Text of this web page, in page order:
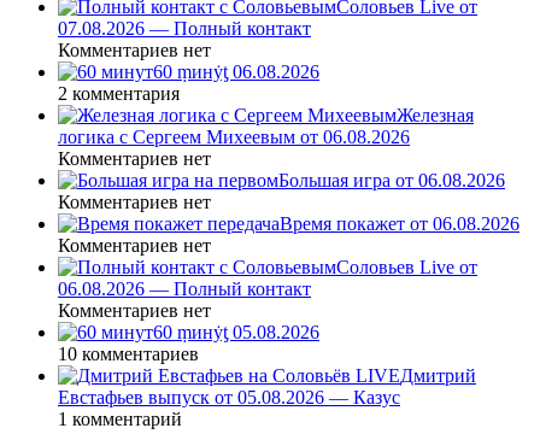
Соловьев Live от
07.08.2026 — Полный контакт
Комментариев нет
60 ṃинẏƫ 06.08.2026
2 комментария
Железная
логика с Сергеем Михеевым от 06.08.2026
Комментариев нет
Большая игра от 06.08.2026
Комментариев нет
Время покажет от 06.08.2026
Комментариев нет
Соловьев Live от
06.08.2026 — Полный контакт
Комментариев нет
60 ṃинẏƫ 05.08.2026
10 комментариев
Дмитрий
Евстафьев выпуск от 05.08.2026 — Казус
1 комментарий